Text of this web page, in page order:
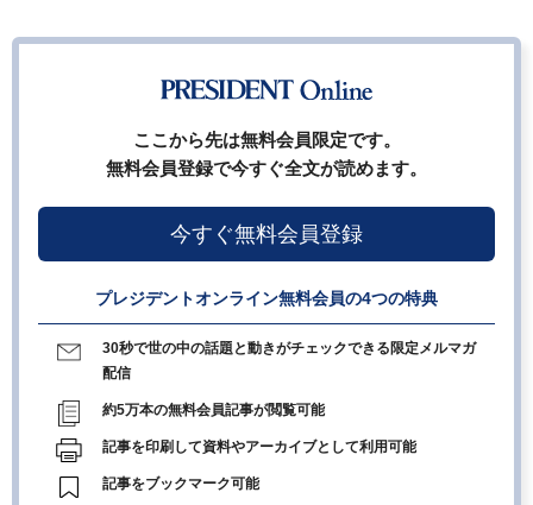
ここから先は無料会員限定です。
無料会員登録で今すぐ全文が読めます。
今すぐ無料会員登録
プレジデントオンライン無料会員の4つの特典
30秒で世の中の話題と動きがチェックできる限定メルマガ
配信
約5万本の無料会員記事が閲覧可能
記事を印刷して資料やアーカイブとして利用可能
記事をブックマーク可能